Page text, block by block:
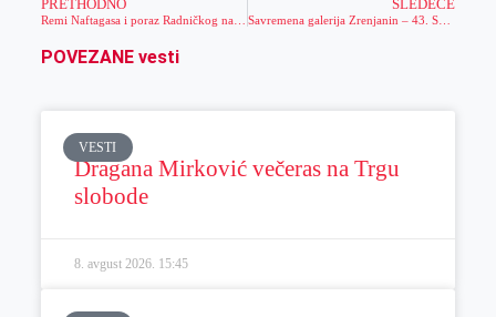
PRETHODNO
Remi Naftagasa i poraz Radničkog na startu
SLEDEĆE
POVEZANE vesti
VESTI
Dragana Mirković večeras na Trgu
slobode
8. avgust 2026. 15:45